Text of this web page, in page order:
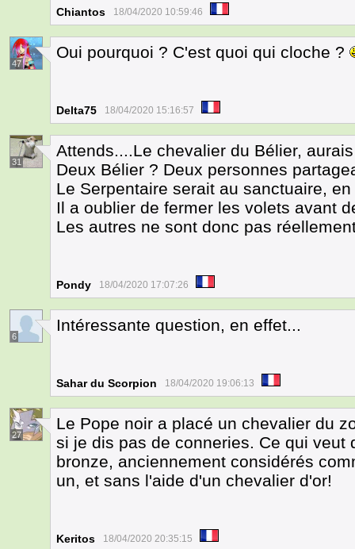
Chiantos 18/04/2020 10:59:46
47
Oui pourquoi ? C'est quoi qui cloche ?
Delta75 18/04/2020 15:16:57
31
Attends....Le chevalier du Bélier,
Deux Bélier ? Deux personnes
Le Serpentaire serait au sanctuaire,
Il a oublier de fermer les volets avant
Les autres ne sont donc pas
Pondy 18/04/2020 17:07:26
6
Intéressante question, en effet...
Sahar du Scorpion 18/04/2020 19:06:13
27
Le Pope noir a placé un chevalier du
si je dis pas de conneries. Ce qui veut
bronze, anciennement considérés
un, et sans l'aide d'un chevalier d'or!
Keritos 18/04/2020 20:35:15